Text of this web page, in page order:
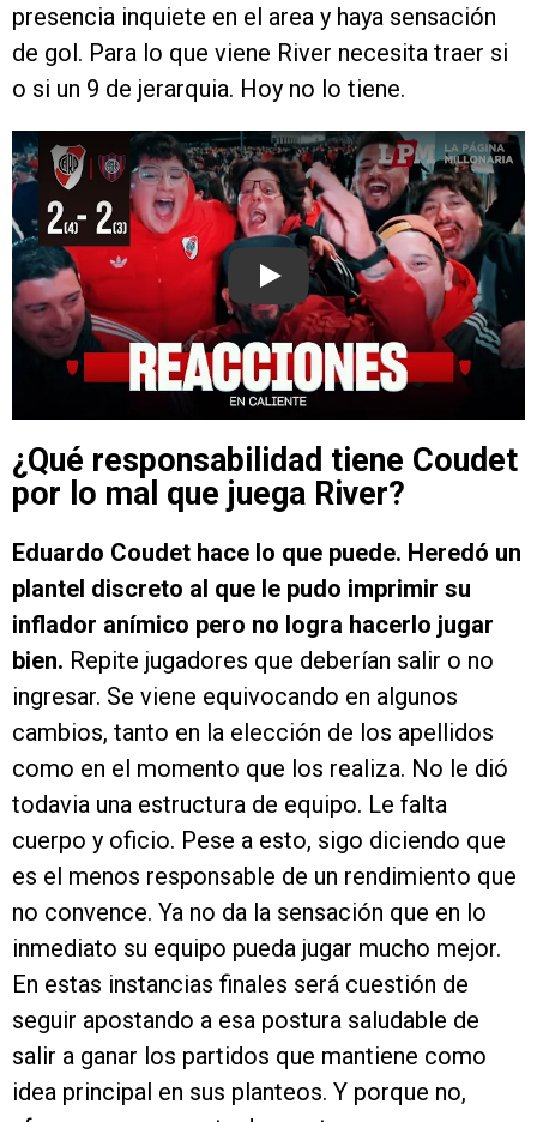
presencia inquiete en el area y haya sensación
de gol. Para lo que viene River necesita traer si
o si un 9 de jerarquia. Hoy no lo tiene.
Play
¿Qué responsabilidad tiene Coudet
por lo mal que juega River?
Eduardo Coudet hace lo que puede. Heredó un
plantel discreto al que le pudo imprimir su
inflador anímico pero no logra hacerlo jugar
bien. Repite jugadores que deberían salir o no
ingresar. Se viene equivocando en algunos
cambios, tanto en la elección de los apellidos
como en el momento que los realiza. No le dió
todavia una estructura de equipo. Le falta
cuerpo y oficio. Pese a esto, sigo diciendo que
es el menos responsable de un rendimiento que
no convence. Ya no da la sensación que en lo
inmediato su equipo pueda jugar mucho mejor.
En estas instancias finales será cuestión de
seguir apostando a esa postura saludable de
salir a ganar los partidos que mantiene como
idea principal en sus planteos. Y porque no,